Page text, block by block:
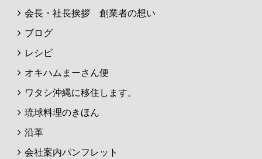
会長・社長挨拶 創業者の想い
ブログ
レシピ
オキハムまーさん便
ワタシ沖縄に移住します。
琉球料理のきほん
沿革
会社案内パンフレット